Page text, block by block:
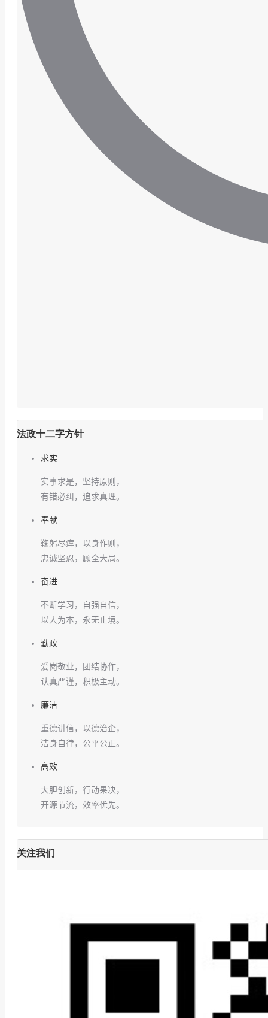
法政十二字方针
求实
实事求是，坚持原则，
有错必纠，追求真理。
奉献
鞠躬尽瘁，以身作则，
忠诚坚忍，顾全大局。
奋进
不断学习，自强自信，
以人为本，永无止境。
勤政
爱岗敬业，团结协作，
认真严谨，积极主动。
廉洁
重德讲信，以德治企，
洁身自律，公平公正。
高效
大胆创新，行动果决，
开源节流，效率优先。
关注我们